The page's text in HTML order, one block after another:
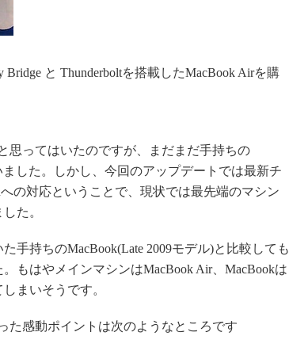
と Thunderboltを搭載したMacBook Airを購
思ってはいたのですが、まだまだ手持ちの
した。しかし、今回のアップデートでは最新チ
の対応ということで、現状では最先端のマシン
た。
手持ちのMacBook(Late 2009モデル)と比較しても
もはやメインマシンはMacBook Air、MacBookは
まいそうです。
た感動ポイントは次のようなところです